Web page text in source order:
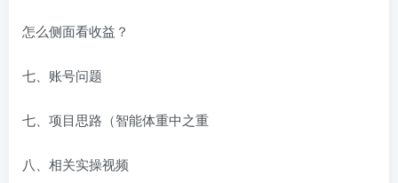
怎么侧面看收益？
七、账号问题
七、项目思路（智能体重中之重
八、相关实操视频